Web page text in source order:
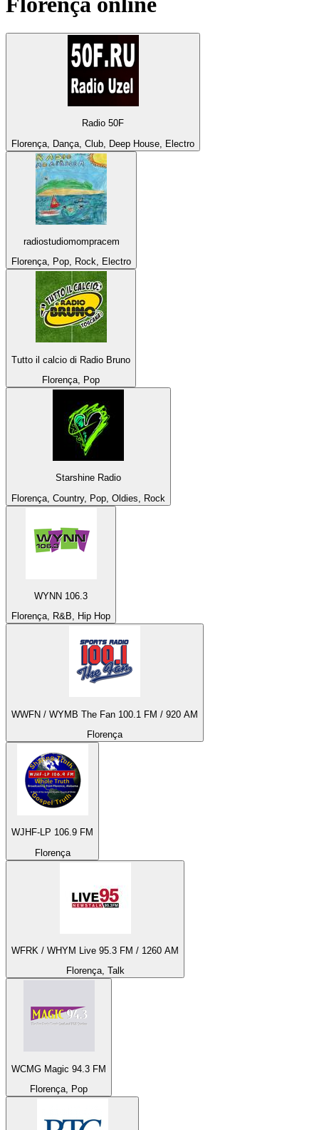
Radio 50F
Florença, Dança, Club, Deep House, Electro
radiostudiomompracem
Florença, Pop, Rock, Electro
Tutto il calcio di Radio Bruno
Florença, Pop
Starshine Radio
Florença, Country, Pop, Oldies, Rock
WYNN 106.3
Florença, R&B, Hip Hop
WWFN / WYMB The Fan 100.1 FM / 920 AM
Florença
WJHF-LP 106.9 FM
Florença
WFRK / WHYM Live 95.3 FM / 1260 AM
Florença, Talk
WCMG Magic 94.3 FM
Florença, Pop